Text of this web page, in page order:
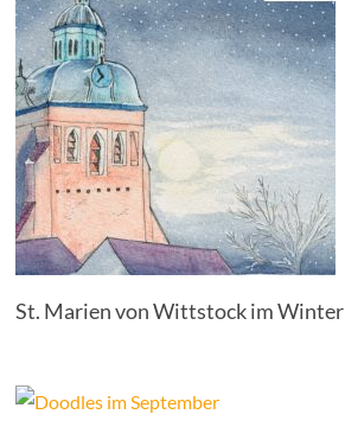
St. Marien von Wittstock im Winter